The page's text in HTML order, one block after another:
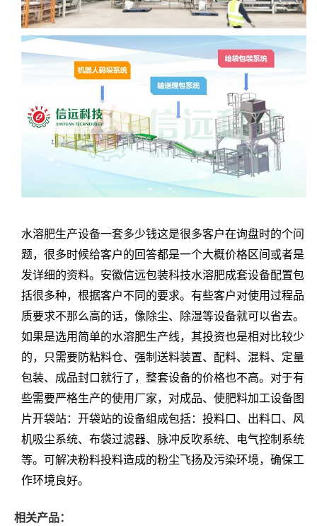
水溶肥生产设备一套多少钱这是很多客户在询盘时的个问
题，很多时候给客户的回答都是一个大概价格区间或者是
发详细的资料。安徽信远包装科技水溶肥成套设备配置包
括很多种，根据客户不同的要求。有些客户对使用过程品
质要求不那么高的话，像除尘、除湿等设备就可以省去。
如果是选用简单的水溶肥生产线，其投资也是相对比较少
的，只需要防粘料仓、强制送料装置、配料、混料、定量
包装、成品封口就行了，整套设备的价格也不高。对于有
些需要严格生产的使用厂家，对成品、使肥料加工设备图
片开袋站：开袋站的设备组成包括：投料口、出料口、风
机吸尘系统、布袋过滤器、脉冲反吹系统、电气控制系统
等。可解决粉料投料造成的粉尘飞扬及污染环境，确保工
作环境良好。
相关产品：